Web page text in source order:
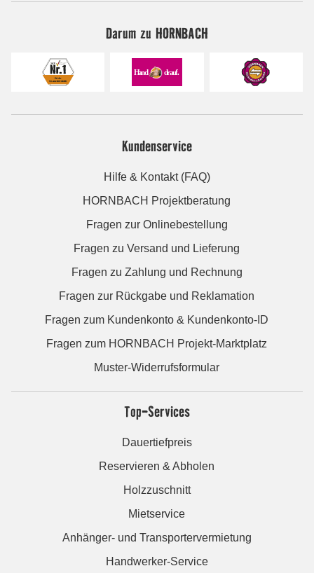
Darum zu HORNBACH
Kundenservice
Hilfe & Kontakt (FAQ)
HORNBACH Projektberatung
Fragen zur Onlinebestellung
Fragen zu Versand und Lieferung
Fragen zu Zahlung und Rechnung
Fragen zur Rückgabe und Reklamation
Fragen zum Kundenkonto & Kundenkonto-ID
Fragen zum HORNBACH Projekt-Marktplatz
Muster-Widerrufsformular
Top-Services
Dauertiefpreis
Reservieren & Abholen
Holzzuschnitt
Mietservice
Anhänger- und Transportervermietung
Handwerker-Service